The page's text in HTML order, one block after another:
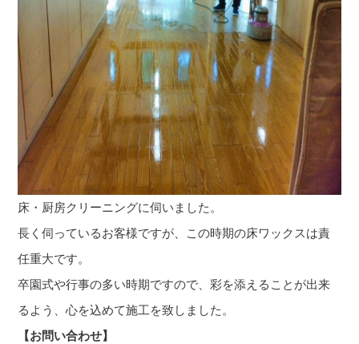
床・厨房クリーニングに伺いました。
長く伺っているお客様ですが、この時期の床ワックスは責
任重大です。
卒園式や行事の多い時期ですので、彩を添えることが出来
るよう、心を込めて施工を致しました。
【お問い合わせ】